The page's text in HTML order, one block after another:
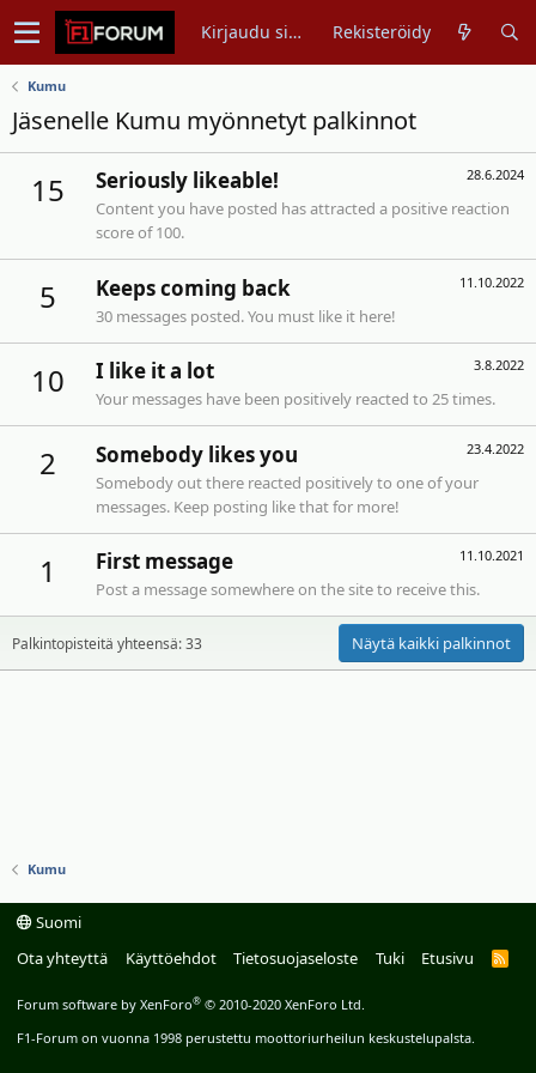
Kirjaudu sisään Rekisteröidy
Kumu
Jäsenelle Kumu myönnetyt palkinnot
15 28.6.2024
Seriously likeable!
Content you have posted has attracted a positive reaction
score of 100.
5 11.10.2022
Keeps coming back
30 messages posted. You must like it here!
10 3.8.2022
I like it a lot
Your messages have been positively reacted to 25 times.
2 23.4.2022
Somebody likes you
Somebody out there reacted positively to one of your
messages. Keep posting like that for more!
1 11.10.2021
First message
Post a message somewhere on the site to receive this.
Palkintopisteitä yhteensä: 33 Näytä kaikki palkinnot
Kumu
Suomi
Ota yhteyttä
Käyttöehdot Tietosuojaseloste Tuki Etusivu
R
Forum software by XenForo® © 2010-2020 XenForo Ltd.
F1-Forum on vuonna 1998 perustettu moottoriurheilun keskustelupalsta.